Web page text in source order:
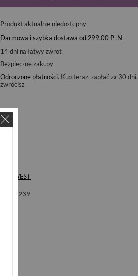
Produkt aktualnie niedostępny
Darmowa i szybka dostawa od 299,00 PLN
14dni na łatwy zwrot
Bezpieczne zakupy
Odroczone płatności. Kup teraz, zapłać za 30
zwrócisz
S'WEST
B8239